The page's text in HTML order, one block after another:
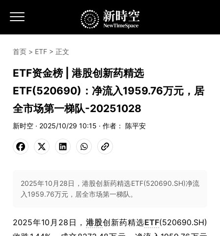
首页 > ETF > 正文
ETF资金榜 | 港股创新药精选
ETF(520690)：净流入1959.76万元，居
全市场第一梯队-20251028
新时空 · 2025/10/29 10:15 · 作者： 陈平安
2025年10月28日，港股创新药精选ETF(520690.SH)净流
入1959.76万元，居全市场第一梯队。
2025年10月28日， 港股创新药精选ETF(520690.SH)